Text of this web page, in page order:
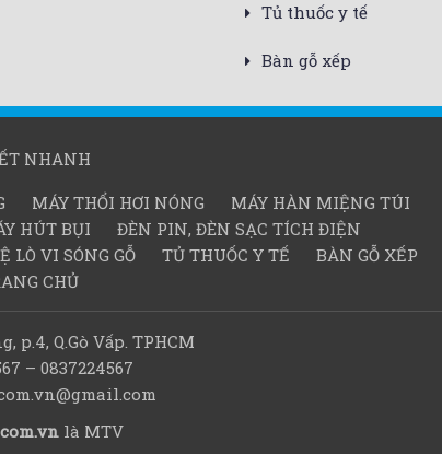
Tủ thuốc y tế
Bàn gỗ xếp
NHANH
MÁY THỔI HƠI NÓNG
MÁY HÀN MIỆNG TÚI
HÚT BỤI
ĐÈN PIN, ĐÈN SẠC TÍCH ĐIỆN
LÒ VI SÓNG GỖ
TỦ THUỐC Y TẾ
BÀN GỖ XẾP
CHỦ
p.4, Q.Gò Vấp. TPHCM
– 0837224567
là MTV